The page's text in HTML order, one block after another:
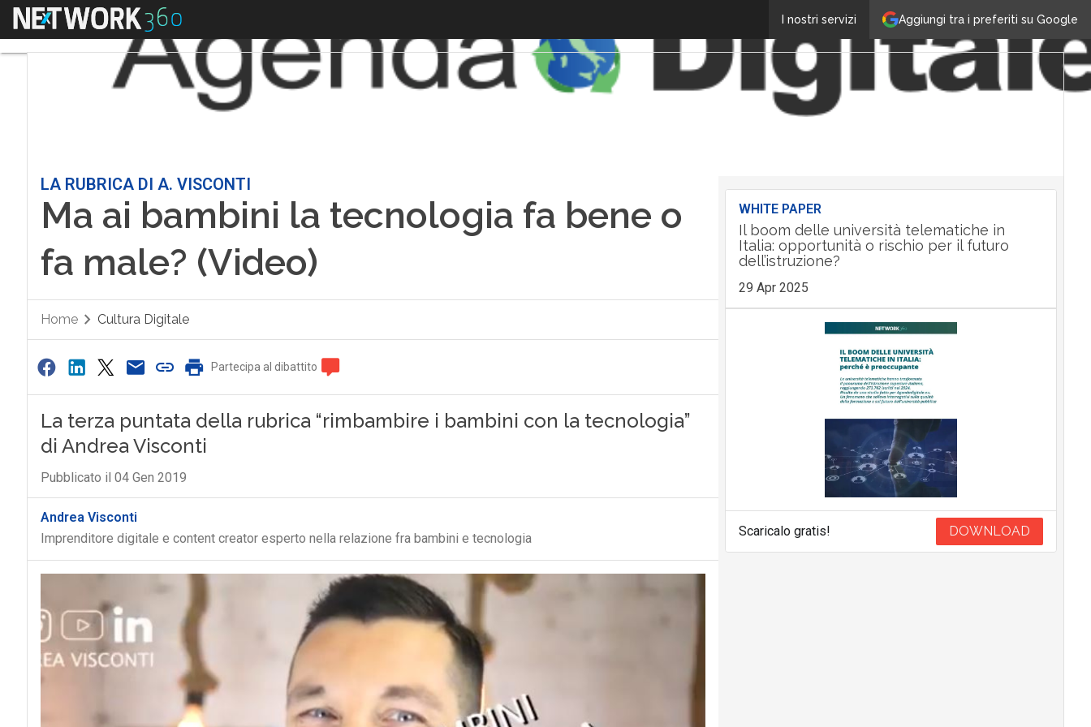
Aggiungi tra i preferiti su Google
I nostri servizi
Menu
LA RUBRICA DI A. VISCONTI
Ma ai bambini la tecnologia fa bene o
fa male? (Video)
Home Cultura Digitale
Partecipa al dibattito
La terza puntata della rubrica “rimbambire i bambini con la tecnologia”
di Andrea Visconti
Pubblicato il 04 Gen 2019
Andrea Visconti
Imprenditore digitale e content creator esperto nella relazione fra bambini e tecnologia
WHITE PAPER
Il boom delle università telematiche in
Italia: opportunità o rischio per il futuro
dell’istruzione?
29 Apr 2025
Scaricalo gratis! DOWNLOAD